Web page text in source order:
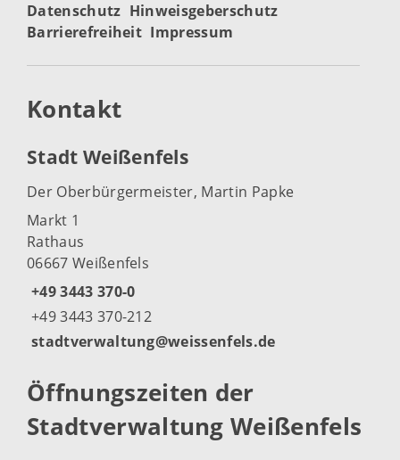
Datenschutz Hinweisgeberschutz
Barrierefreiheit Impressum
Kontakt
Stadt Weißenfels
Der Oberbürgermeister, Martin Papke
Markt 1
Rathaus
06667 Weißenfels
+49 3443 370-0
+49 3443 370-212
stadtverwaltung@weissenfels.de
Öffnungszeiten der
Stadtverwaltung Weißenfels